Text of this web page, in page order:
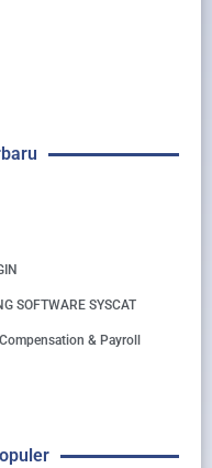
SOFTWARE SYSCAT
& Payroll